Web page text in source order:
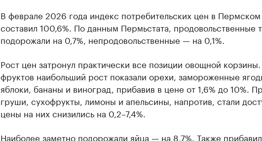
В феврале 2026 года индекс потребительских цен в
составил 100,6%. По данным Пермьстата, продовольственные
подорожали на 0,7%, непродовольственные — на 0,1%.
Рост цен затронул практически все позиции овощной
фруктов наибольший рост показали орехи, замороженные
яблоки, бананы и виноград, прибавив в цене от 1,6% до 10%.
груши, сухофрукты, лимоны и апельсины, напротив, стали
цены на них снизились на 0,2–7,4%.
Наиболее заметно подорожали яйца — на 8,7%. Также